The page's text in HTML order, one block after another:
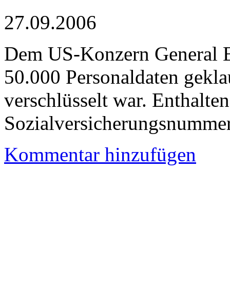
27.09.2006
Dem US-Konzern
50.000 Personaldaten
verschlüsselt war.
Kommentar hinzufügen